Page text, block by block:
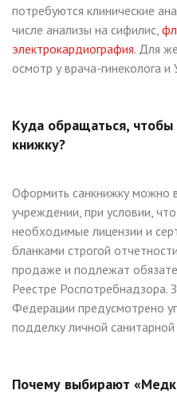
потребуются клинические
числе анализы на сифилис,
электрокардиография. Для
осмотр у врача-гинеколога
Куда обращаться,
книжку?
Оформить санкнижку можно
учреждении, при условии,
необходимые лицензии и
бланками строгой
продаже и подлежат
Реестре Роспотребнадзора.
Федерации предусмотрено
подделку личной санитарной
Почему выбирают